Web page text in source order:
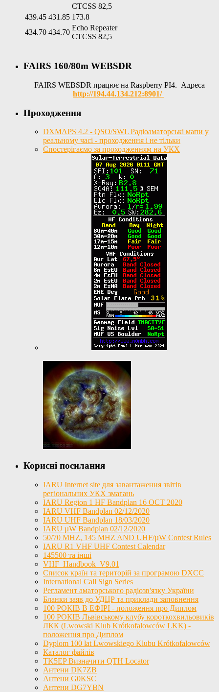
CTCSS 82,5
439.45 431.85 173.8
434.70 434.70
Echo Repeater
CTCSS 82,5
FAIRS 160/80m WEBSDR
FAIRS WEBSDR працює на Raspberry PI4. Адреса
http://194.44.134.212:8901/
Проходження
DXMAPS 4.2 - QSO/SWL Радіоаматорські мапи у
реальному часі - проходження і не тільки
Спостерігаємо за проходженням на УКХ
Корисні посилання
IARU Internet site для завантаження звітів
регіональних УКХ змагань
IARU Region 1 HF Bandplan 16 OCT 2020
IARU VHF Bandplan 02/12/2020
IARU UHF Bandplan 18/03/2020
IARU µW Bandplan 02/12/2020
50/70 MHZ, 145 MHZ AND UHF/µW Contest Rules
IARU R1 VHF UHF Contest Calendar
145500 та інші
VHF_Handbook_V9.01
Список країн та територій за програмою DXCC
International Call Sign Series
Регламент аматорського радіозв'язку України
Бланки заяв до УДЦР та приклади заповнення
100 РОКІВ В ЕФІРІ - положення про Диплом
100 РОКІВ Львівському клубу короткохвильовиків
ЛКК (Lwowski Klub Krótkofalowców LKK) -
положення про Диплом
Dyplom 100 lat Lwowskiego Klubu Krótkofalowców
Каталог файлів
TK5EP Визначити QTH Locator
Антени DK7ZB
Антени G0KSC
Антени DG7YBN